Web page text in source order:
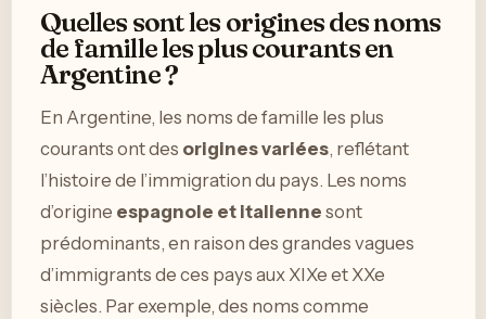
Quelles sont les origines des noms
de famille les plus courants en
Argentine ?
En Argentine, les noms de famille les plus
courants ont des origines variées, reflétant
l’histoire de l’immigration du pays. Les noms
d’origine espagnole et italienne sont
prédominants, en raison des grandes vagues
d’immigrants de ces pays aux XIXe et XXe
siècles. Par exemple, des noms comme